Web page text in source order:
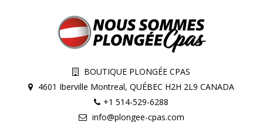
BOUTIQUE PLONGÉE CPAS
4601 Iberville Montreal, QUÉBEC H2H 2L9 CANADA
+1 514-529-6288
info@plongee-cpas.com